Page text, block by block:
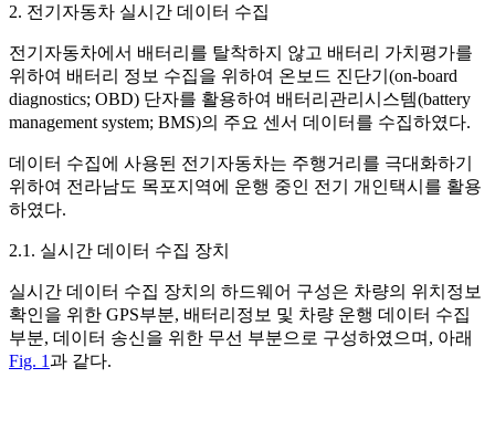
2. 전기자동차 실시간 데이터 수집
전기자동차에서 배터리를 탈착하지 않고 배터리 가치평가를
위하여 배터리 정보 수집을 위하여 온보드 진단기(on-board
diagnostics; OBD) 단자를 활용하여 배터리관리시스템(battery
management system; BMS)의 주요 센서 데이터를 수집하였다.
데이터 수집에 사용된 전기자동차는 주행거리를 극대화하기
위하여 전라남도 목포지역에 운행 중인 전기 개인택시를 활용
하였다.
2.1. 실시간 데이터 수집 장치
실시간 데이터 수집 장치의 하드웨어 구성은 차량의 위치정보
확인을 위한 GPS부분, 배터리정보 및 차량 운행 데이터 수집
부분, 데이터 송신을 위한 무선 부분으로 구성하였으며, 아래
Fig. 1과 같다.